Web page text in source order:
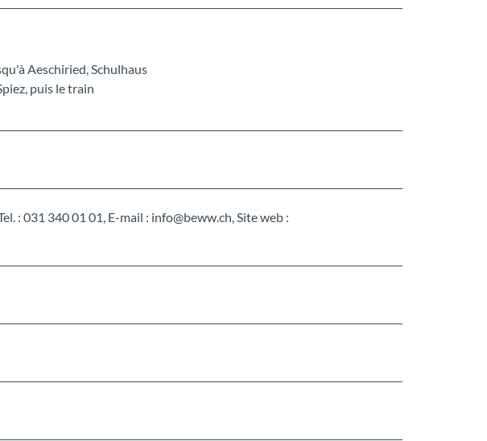
Aeschiried, Schulhaus
puis le train
: 031 340 01 01, E-mail : info@beww.ch, Site web :